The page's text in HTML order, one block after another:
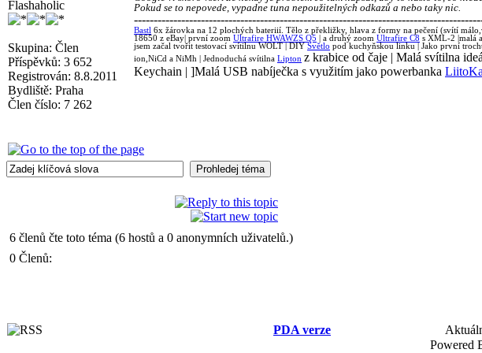
Flashaholic
Skupina: Člen
Příspěvků: 3 652
Registrován: 8.8.2011
Bydliště: Praha
Člen číslo: 7 262
Pokud se to nepovede, vypadne tuna nepoužitelných odkazů a nebo taky nic.
Bastl 6x žárovka na 12 plochých bateriií. Tělo z překližky, hlava z formy na pečení (svítí
18650 z eBay| první zoom Ultrafire HWAWZS Q5 | a druhý zoom Ultrafire C8 s XML-2 |malá
jsem začal tvořit testovací svítilnu WOLT | DIY Světlo pod kuchyňskou linku | Jako první
ion,NiCd a NiMh | Jednoduchá svítilna Lipton z krabice od čaje | Malá svítilna
Keychain | ]Malá USB nabíječka s využitím jako powerbanka
6 členů čte toto téma (6 hostů a 0 anonymních uživatelů.)
0 Členů:
PDA verze
Powered